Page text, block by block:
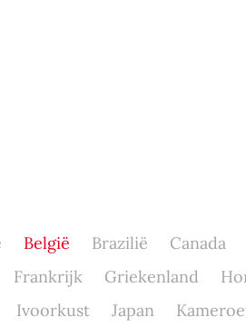
België Brazilië Canada
Frankrijk Griekenland
Ivoorkust Japan